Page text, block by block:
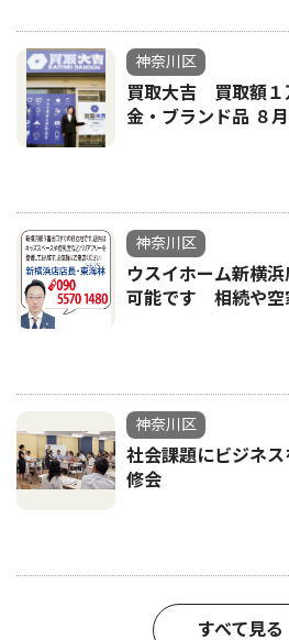
神奈川区
買取大吉 買取額
金・ブランド品 ８
神奈川区
ウスイホーム新横
可能です 相続や空
神奈川区
社会課題にビジネ
修会
すべて見る